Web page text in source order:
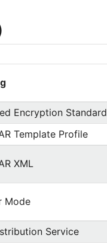
Encryption Standard
Template Profile
XML
Mode
Service